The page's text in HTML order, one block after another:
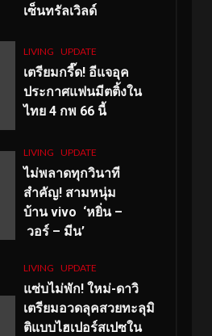
เซ็นทรัลเวิลด์
LIVING UPDATE
เตรียมกรี๊ด! อีแจอุค
ประกาศแฟนมีตติ้งใน
ไทย 4 กพ 66 นี้
LIVING UPDATE
ไม่พลาดทุกวินาที
สำคัญ! สามหนุ่ม
บ้าน vivo ‘หยิ่น –
วอร์ – มีน’
LIVING UPDATE
แซ่บไม่พัก! ใหม่-ดาวิ
เตรียมอวดลุคสวยทะลุมิ
ติแบบไฮเปอร์สเปซใน